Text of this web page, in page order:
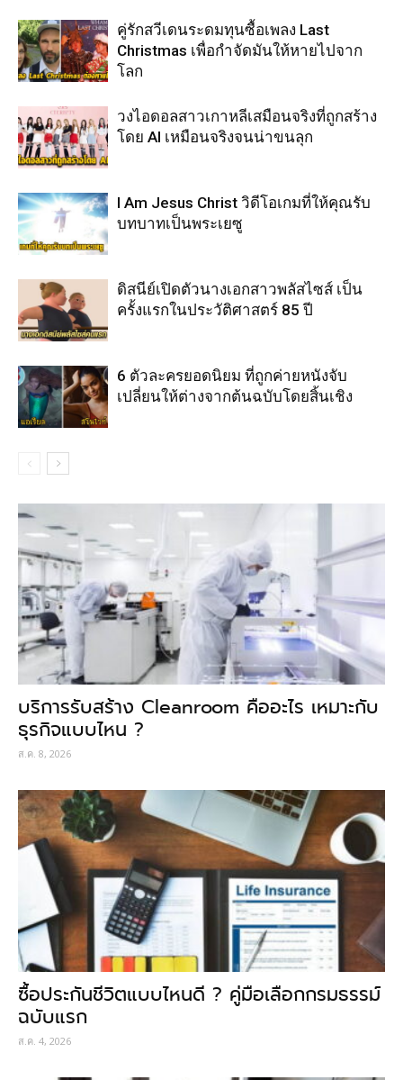
คู่รักสวีเดนระดมทุนซื้อเพลง Last
Christmas เพื่อกำจัดมันให้หายไปจาก
โลก
วงไอดอลสาวเกาหลีเสมือนจริงที่ถูกสร้าง
โดย AI เหมือนจริงจนน่าขนลุก
I Am Jesus Christ วิดีโอเกมที่ให้คุณรับ
บทบาทเป็นพระเยซู
ดิสนีย์เปิดตัวนางเอกสาวพลัสไซส์ เป็น
ครั้งแรกในประวัติศาสตร์ 85 ปี
6 ตัวละครยอดนิยม ที่ถูกค่ายหนังจับ
เปลี่ยนให้ต่างจากต้นฉบับโดยสิ้นเชิง
บริการรับสร้าง Cleanroom คืออะไร เหมาะกับ
ธุรกิจแบบไหน ?
ส.ค. 8, 2026
ซื้อประกันชีวิตแบบไหนดี ? คู่มือเลือกกรมธรรม์
ฉบับแรก
ส.ค. 4, 2026